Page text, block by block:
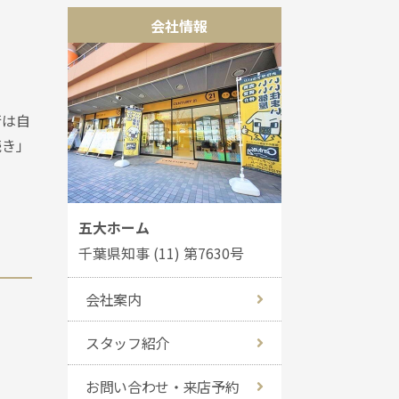
自
」
会社情報
五大ホーム
千葉県知事 (11) 第7630号
会社案内
スタッフ紹介
お問い合わせ・来店予約